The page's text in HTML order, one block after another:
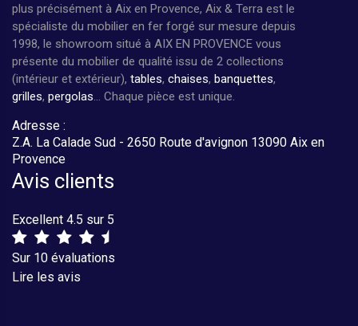
plus précisément à Aix en Provence, Aix & Terra est le
spécialiste du mobilier en fer forgé sur mesure depuis
1998, le showroom situé à AIX EN PROVENCE vous
présente du mobilier de qualité issu de 2 collections
(intérieur et extérieur), tables, chaises, banquettes,
grilles, pergolas... Chaque pièce est unique.
Adresse :
Z.A. La Calade Sud - 2650 Route d'avignon 13090 Aix en
Provence
Avis clients
Excellent 4.5 sur 5
Sur 10 évaluations
Lire les avis